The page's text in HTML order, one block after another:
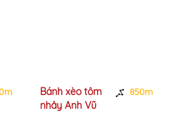
Bánh xèo tôm
nhảy Anh Vũ
850m